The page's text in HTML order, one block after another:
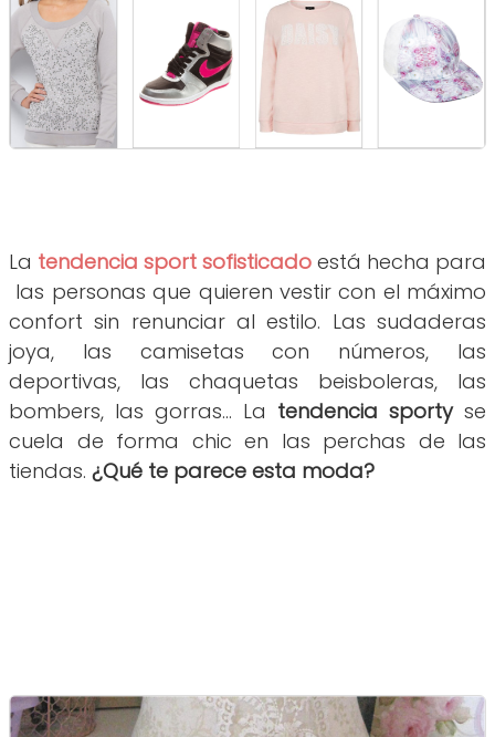
La tendencia sport sofisticado está hecha para
las personas que quieren vestir con el máximo
confort sin renunciar al estilo. Las sudaderas
joya, las camisetas con números, las
deportivas, las chaquetas beisboleras, las
bombers, las gorras... La tendencia sportyse
cuela de forma chic en las perchas de las
tiendas. ¿Qué te parece esta moda?